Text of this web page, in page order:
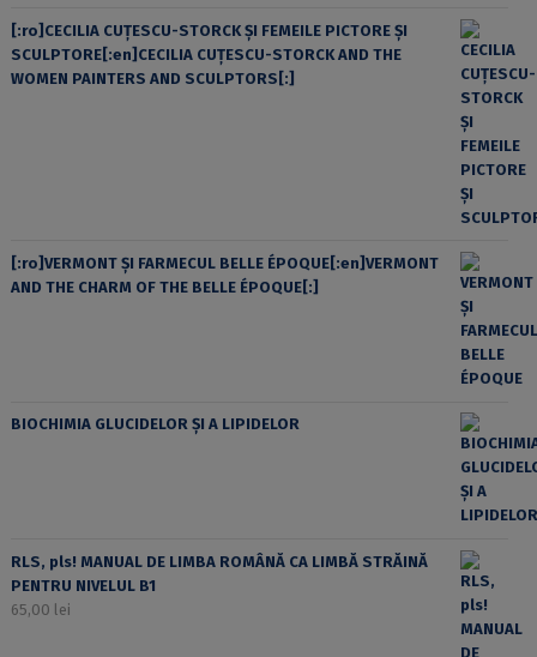
[:ro]CECILIA CUŢESCU-STORCK ŞI FEMEILE PICTORE ŞI
SCULPTORE[:en]CECILIA CUŢESCU-STORCK AND THE
WOMEN PAINTERS AND SCULPTORS[:]
[:ro]VERMONT ȘI FARMECUL BELLE ÉPOQUE[:en]VERMONT
AND THE CHARM OF THE BELLE ÉPOQUE[:]
BIOCHIMIA GLUCIDELOR ȘI A LIPIDELOR
RLS, pls! MANUAL DE LIMBA ROMÂNĂ CA LIMBĂ STRĂINĂ
PENTRU NIVELUL B1
65,00 lei